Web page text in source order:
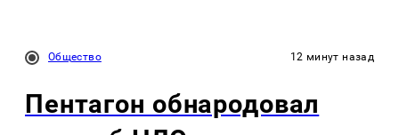
Общество 12 минут назад
Пентагон обнародовал